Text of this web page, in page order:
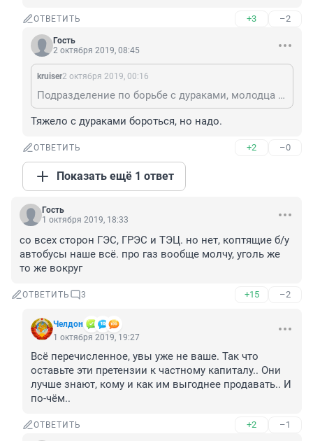
ОТВЕТИТЬ +3 –2
Гость
2 октября 2019, 08:45
kruiser2 октября 2019, 00:16
Подразделение по борьбе с дураками, молодца ! Алфавит осилил и слова начал понимать . Следующая стадия - поймёшь смысл ! Это логика ! А пока крепись , но это твой критерий
Тяжело с дураками бороться, но надо.
ОТВЕТИТЬ +2 –0
Показать ещё 1 ответ
Гость
1 октября 2019, 18:33
со всех сторон ГЭС, ГРЭС и ТЭЦ. но нет, коптящие б/у
автобусы наше всё. про газ вообще молчу, уголь же
то же вокруг
ОТВЕТИТЬ 3 +15 –2
Челдон
1 октября 2019, 19:27
Всё перечисленное, увы уже не ваше. Так что
оставьте эти претензии к частному капиталу.. Они
лучше знают, кому и как им выгоднее продавать.. И
по-чём..
ОТВЕТИТЬ +2 –1